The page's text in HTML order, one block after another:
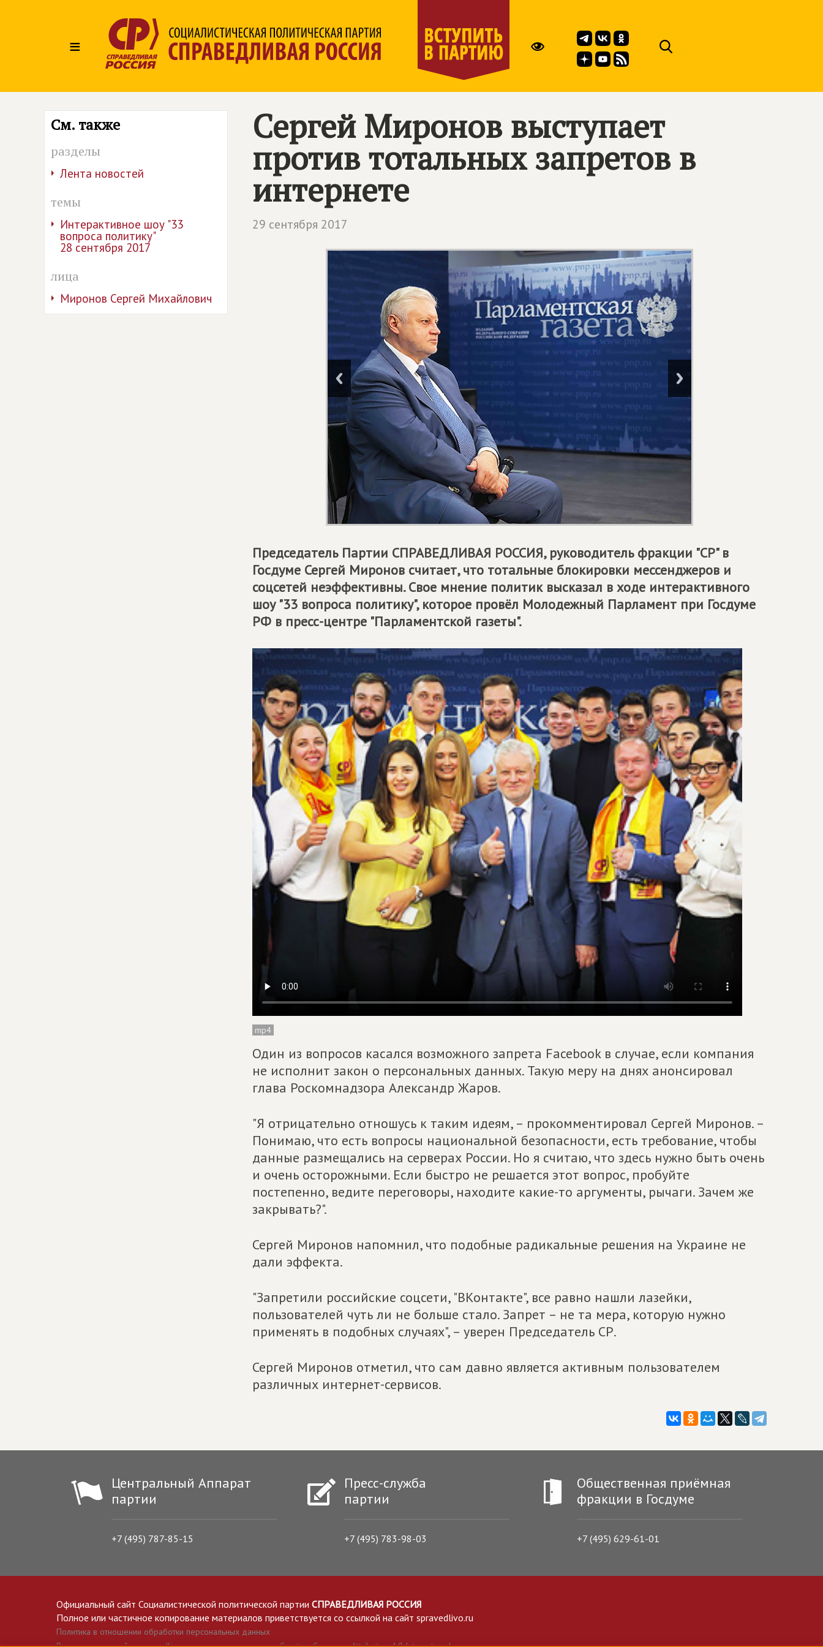
≡
См. также
разделы
Лента новостей
темы
Интерактивное шоу "33
вопроса политику"
28 сентября 2017
лица
Миронов Сергей Михайлович
Сергей Миронов выступает
против тотальных запретов в
интернете
29 сентября 2017
Председатель Партии СПРАВЕДЛИВАЯ РОССИЯ, руководитель фракции "СР" в
Госдуме Сергей Миронов считает, что тотальные блокировки мессенджеров и
соцсетей неэффективны. Свое мнение политик высказал в ходе интерактивного
шоу "33 вопроса политику", которое провёл Молодежный Парламент при Госдуме
РФ в пресс-центре "Парламентской газеты".
mp4
Один из вопросов касался возможного запрета Facebook в случае, если компания
не исполнит закон о персональных данных. Такую меру на днях анонсировал
глава Роскомнадзора Александр Жаров.
"Я отрицательно отношусь к таким идеям, – прокомментировал Сергей Миронов. –
Понимаю, что есть вопросы национальной безопасности, есть требование, чтобы
данные размещались на серверах России. Но я считаю, что здесь нужно быть очень
и очень осторожными. Если быстро не решается этот вопрос, пробуйте
постепенно, ведите переговоры, находите какие-то аргументы, рычаги. Зачем же
закрывать?".
Сергей Миронов напомнил, что подобные радикальные решения на Украине не
дали эффекта.
"Запретили российские соцсети, "ВКонтакте", все равно нашли лазейки,
пользователей чуть ли не больше стало. Запрет – не та мера, которую нужно
применять в подобных случаях", – уверен Председатель СР.
Сергей Миронов отметил, что сам давно является активным пользователем
различных интернет-сервисов.
Центральный Аппарат
партии
+7 (495) 787-85-15
Пресс-служба
партии
+7 (495) 783-98-03
Общественная приёмная
фракции в Госдуме
+7 (495) 629-61-01
Официальный сайт Социалистической политической партии СПРАВЕДЛИВАЯ РОССИЯ
Полное или частичное копирование материалов приветствуется со ссылкой на сайт spravedlivo.ru
Политика в отношении обработки персональных данных